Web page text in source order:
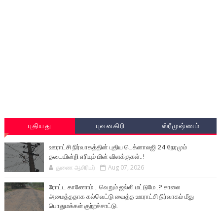
புதியது புவனகிரி ஸ்ரீமுஷ்ணம்
ஊராட்சி நிர்வாகத்தின் புதிய டெக்னாலஜி 24 நேரமும்
தடையின்றி எரியும் மின் விளக்குகள்..!
துணை ஆசிரியர் Aug 07, 2026
ரோட்ட காணோம்... வெறும் ஜல்லி மட்டுமே..? சாலை
அமைத்ததாக கல்வெட்டு வைத்த ஊராட்சி நிர்வாகம் மீது
பொதுமக்கள் குற்றச்சாட்டு.